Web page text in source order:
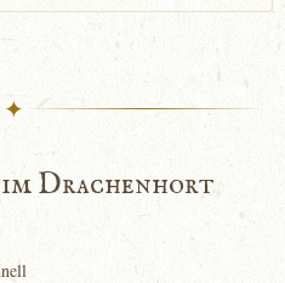
✦
Drachenhort